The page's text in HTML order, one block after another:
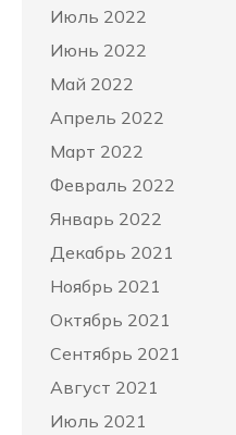
Июль 2022
Июнь 2022
Май 2022
Апрель 2022
Март 2022
Февраль 2022
Январь 2022
Декабрь 2021
Ноябрь 2021
Октябрь 2021
Сентябрь 2021
Август 2021
Июль 2021